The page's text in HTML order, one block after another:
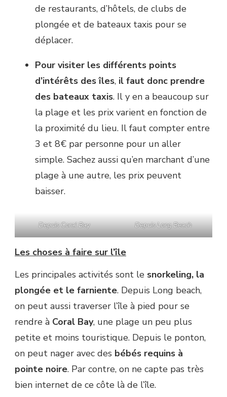
de restaurants, d’hôtels, de clubs de
plongée et de bateaux taxis pour se
déplacer.
Pour visiter les différents points
d’intérêts des îles, il faut donc prendre
des bateaux taxis. Il y en a beaucoup sur
la plage et les prix varient en fonction de
la proximité du lieu. Il faut compter entre
3 et 8€ par personne pour un aller
simple. Sachez aussi qu’en marchant d’une
plage à une autre, les prix peuvent
baisser.
Depuis Coral Bay Depuis Long Beach
Les choses à faire sur l’île
Les principales activités sont le snorkeling, la
plongée et le farniente. Depuis Long beach,
on peut aussi traverser l’île à pied pour se
rendre à Coral Bay, une plage un peu plus
petite et moins touristique. Depuis le ponton,
on peut nager avec des bébés requins à
pointe noire. Par contre, on ne capte pas très
bien internet de ce côte là de l’île.